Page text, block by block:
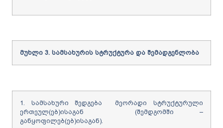
მუხლი3. სამსახურის სტრუქტურა და შემადგენლობა
1. სამსახური შედგება მეორადი სტრუქტურული
ერთეულ(ებ)ისაგან (შემდგომში –
განყოფილებ(ებ)ისაგან).